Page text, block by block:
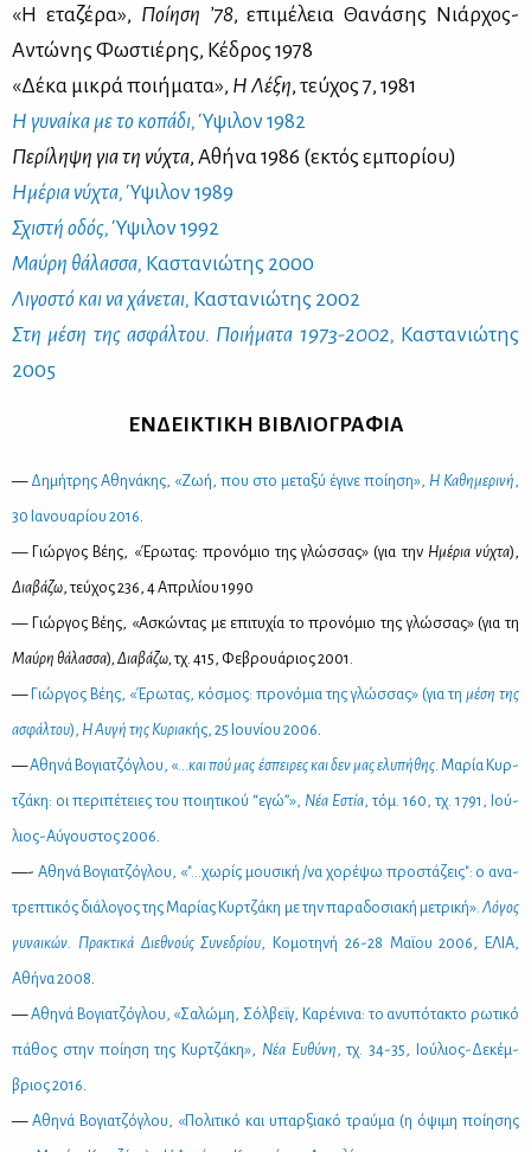
«Η ετα­ζέ­ρα», Ποί­η­ση ’78, επι­μέ­λεια Θα­νά­σης Νιάρ­χος-
Αντώ­νης Φω­στιέ­ρης, Κέ­δρος 1978
«Δέ­κα μι­κρά ποι­ή­μα­τα», Η Λέ­ξη, τεύ­χος 7, 1981
Η γυ­ναί­κα με το κο­πά­δι,Ύψι­λον 1982
Πε­ρί­λη­ψη για τη νύ­χτα, Αθή­να 1986 (εκτός εμπο­ρί­ου)
Ημέ­ρια νύ­χτα,Ύψι­λον 1989
Σχι­στή οδός,Ύψι­λον 1992
Μαύ­ρη θά­λασ­σα, Κα­στα­νιώ­της 2000
Λι­γο­στό και να χά­νε­ται, Κα­στα­νιώ­της 2002
Στη μέ­ση της ασφάλ­του. Ποι­ή­μα­τα 1973-2002, Κα­στα­νιώ­της
2005
ΕΝ­ΔΕΙ­ΚΤΙ­ΚΗ ΒΙ­ΒΛΙΟ­ΓΡΑ­ΦΙΑ
— Δη­μή­τρης Αθη­νά­κης, «Ζωή, που στο με­τα­ξύ έγι­νε ποί­η­ση», Η Κα­θη­με­ρι­νή,
30 Ια­νουα­ρί­ου 2016.
— Γιώρ­γος Βέ­ης, «Έρω­τας: προ­νό­μιο της γλώσ­σας» (για την Ημέ­ρια νύ­χτα),
Δια­βά­ζω, τεύ­χος 236, 4 Απρι­λί­ου 1990
— Γιώρ­γος Βέ­ης, «Ασκώ­ντας με επι­τυ­χία το προ­νό­μιο της γλώσ­σας» (για τη
Μαύ­ρη θά­λασ­σα), Δια­βά­ζω,τχ. 415, Φε­βρουά­ριος 2001.
— Γιώρ­γος Βέ­ης, «Έρω­τας, κό­σμος: προ­νό­μια της γλώσ­σας» (για τη μέ­ση της
ασφάλ­του), Η Αυ­γή της Κυ­ριακής, 25 Ιου­νί­ου 2006.
—Αθη­νά Βο­για­τζό­γλου, «...και πού μας έσπει­ρες και δεν μας ελυ­πή­θης. Μα­ρία Κυρ­
τζά­κη: οι πε­ρι­πέ­τειες του ποι­η­τι­κού “εγώ”», Νέα Εστία, τόμ. 160, τχ. 1791, Ιού­
λιος-Αύ­γου­στος 2006.
—- Αθη­νά Βο­για­τζό­γλου, «"...χω­ρίς μου­σι­κή /να χο­ρέ­ψω προ­στά­ζεις": ο ανα­
τρε­πτι­κός διά­λο­γος της Μα­ρί­ας Κυρ­τζά­κη με την πα­ρα­δο­σια­κή με­τρι­κή». Λό­γος
γυ­ναι­κών. Πρα­κτι­κά Διε­θνούς Συ­νε­δρί­ου, Κο­μο­τη­νή 26-28 Μαϊ­ου 2006, ΕΛΙΑ,
Αθή­να 2008.
—Αθη­νά Βο­για­τζό­γλου, «Σα­λώ­μη, Σόλ­βεϊγ, Κα­ρέ­νι­να: το ανυ­πό­τα­κτο ρω­τι­κό
πά­θος στην ποί­η­ση της Κυρ­τζά­κη», Νέα Ευ­θύ­νη, τχ. 34-35, Ιού­λιος-Δε­κέμ­
βριος 2016.
— Αθη­νά Βο­για­τζό­γλου, «Πο­λι­τι­κό και υπαρ­ξια­κό τραύ­μα (η όψι­μη ποί­η­σης